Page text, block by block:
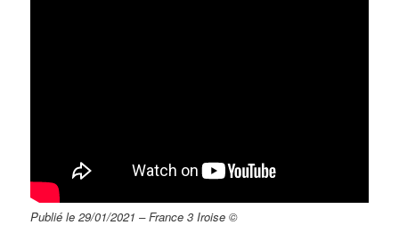
Publié le 29/01/2021 – France 3 Iroise ©